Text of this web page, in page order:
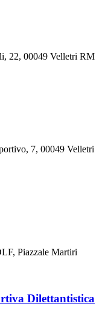
22, 00049 Velletri RM
7, 00049 Velletri
Piazzale Martiri
Dilettantistica